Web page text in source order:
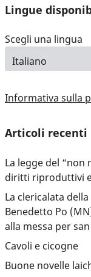
Lingue
Scegli una lingua
Informativa sulla
Articoli recenti
La legge del “non
diritti riproduttivi
La clericalata
Benedetto Po
alla messa per
Cavoli e cicogne
Buone novelle